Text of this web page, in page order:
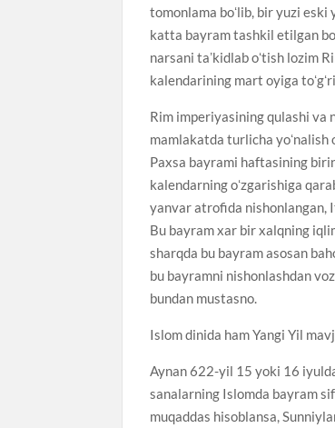
tomonlama boʻlib, bir yuzi
katta bayram tashkil etilgan
narsani taʼkidlab oʻtish lozim
kalendarining mart oyiga
Rim imperiyasining qulashi va
mamlakatda turlicha yoʻnalish
Paxsa bayrami haftasining
kalendarning oʻzgarishiga
yanvar atrofida nishonlangan,
Bu bayram xar bir xalqning
sharqda bu bayram asosan
bu bayramni nishonlashdan
bundan mustasno.
Islom dinida ham Yangi Yil
Aynan 622-yil 15 yoki 16
sanalarning Islomda bayram
muqaddas hisoblansa,